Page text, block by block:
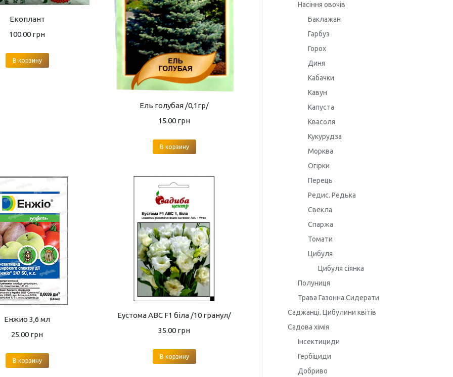
Екоплант
100.00 грн
В корзину
Ель голубая /0,1гр/
15.00 грн
В корзину
Енжио 3,6 мл
25.00 грн
В корзину
Еустома ABC F1 біла /10 гранул/
35.00 грн
В корзину
Насіння овочів
Баклажан
Гарбуз
Горох
Диня
Кабачки
Кавун
Капуста
Квасоля
Кукурудза
Морква
Огірки
Перець
Редис. Редька
Свекла
Спаржа
Томати
Цибуля
Цибуля сіянка
Полуниця
Трава Газонна.Сидерати
Саджанці. Цибулини квітів
Садова хімія
Інсектициди
Гербіциди
Добриво